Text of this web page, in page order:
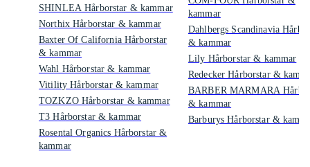
SHINLEA Hårborstar & kammar
Northix Hårborstar & kammar
Baxter Of California Hårborstar
& kammar
Wahl Hårborstar & kammar
Vitility Hårborstar & kammar
TOZKZO Hårborstar & kammar
T3 Hårborstar & kammar
Rosental Organics Hårborstar &
kammar
kammar
Dahlbergs Scandinavia
& kammar
Lily Hårborstar & kammar
Redecker Hårborstar &
BARBER MARMARA
& kammar
Barburys Hårborstar &